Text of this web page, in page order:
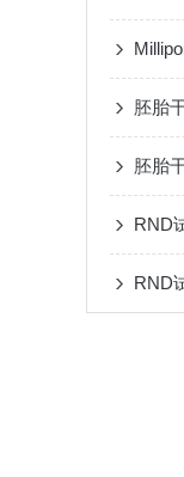
胚胎
胚胎
RND
RND